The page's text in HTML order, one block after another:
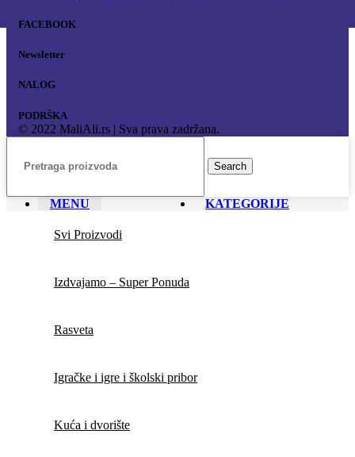
FACEBOOK
Newsletter
NALOG
PODRŠKA
© 2022 MaliAli.rs | Sva prava zadržana.
Search
MENU KATEGORIJE
Svi Proizvodi
Izdvajamo – Super Ponuda
Rasveta
Igračke i igre i školski pribor
Kuća i dvorište